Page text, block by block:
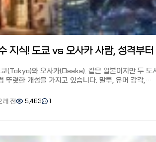
습니다.
라인 쇼핑 URL을 SAZO(사조)의 검색창에 복사·
장품은 물론 패션 아이템·잡화·K-POP 굿즈 등 한국
구매할 수 있습니다.
조)에서 가격을 비교해 본 결과, SAZO(사조)가 가장
에도 배송비·관세·수수료·환산 후 금액 등을 AI가
정 금액을 제시합니다.
매했는데, 사조의 경우 현지 유통비 1,342엔+현지
배송비 547엔+관세·세금 135엔-쿠폰 547엔으로
.
몰리는 시즌에는 버스를 타기조차 힘들 수 있습니다.
도쿄 (미식의 정점): 미슐랭 식당부터
전 세계 모든 요리를 수준 높게 즐길 수 있습니다.
): 타코야키, 오코노미야키 등 '먹다 망한다'는 말이
리 음식의 천국입니다. 후쿠오카 (국물의 풍미):
모츠나베가 일품이며, 해산물이 신선하고 가격이 매
문화를 깊이 있게 체험할 수 있습니다.
떠나는 게 좋을까? 한달살기 시 날씨는 삶의 질을
겨울에도 비교적 맑고 온화합니다. 오사카 & 교토:
(Tokyo)와 오사카(Osaka). 같은 일본이지만 두 도
뚜렷한 개성을 가지고 있습니다. 말투, 유머 감각,
인과 오사카인의 7가지 결정적 차이를 정리해 드립
사의 도시 vs 상인의 도시 도쿄와 오사카의 기질 차
오사카(나니와): 예로부터 '천하의
래 전 5,463 1